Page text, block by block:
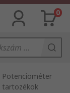
0
Potenciométer
tartozékok